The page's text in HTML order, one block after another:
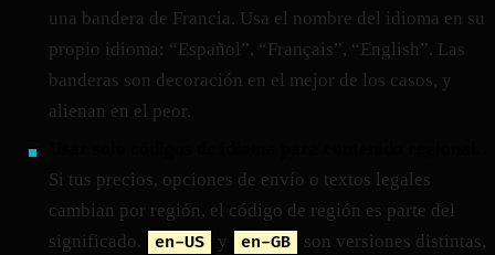
una bandera de Francia. Usa el nombre del idioma en su
propio idioma: “Español”, “Français”, “English”. Las
banderas son decoración en el mejor de los casos, y
alienan en el peor.
Si tus precios, opciones de envío o textos legales
cambian por región, el código de región es parte del
significado.
en-US y en-GB
son versiones distintas,